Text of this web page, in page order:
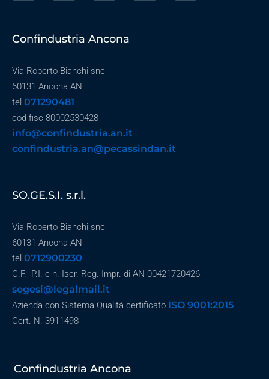
Confindustria Ancona
Via Roberto Bianchi snc
60131 Ancona AN
tel 071290481
cod fisc 80002530428
info@confindustria.an.it
confindustria.an@pecassindan.it
SO.GE.S.I. s.r.l.
Via Roberto Bianchi snc
60131 Ancona AN
tel 0712900230
C.F.- P.I. e n. Iscr. Reg. Impr. di AN 00421720426
sogesi@legalmail.it
Azienda con Sistema Qualità certificato ISO 9001:2015
Cert. N. 3911498
Confindustria Ancona